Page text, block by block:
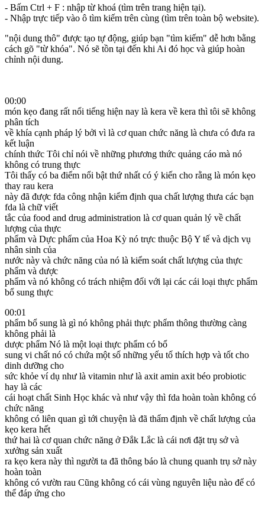
- Bấm Ctrl + F : nhập từ khoá (tìm trên trang hiện tại).
- Nhập trực tiếp vào ô tìm kiếm trên cùng (tìm trên toàn bộ website).
"nội dung thô" được tạo tự động, giúp bạn "tìm kiếm" dễ hơn bằng
cách gõ "từ khóa". Nó sẽ tồn tại đến khi Ai đó học và giúp hoàn
chỉnh nội dung.
00:00
món kẹo đang rất nổi tiếng hiện nay là kera về kera thì tôi sẽ không
phân tích
về khía cạnh pháp lý bởi vì là cơ quan chức năng là chưa có đưa ra
kết luận
chính thức Tôi chỉ nói về những phương thức quảng cáo mà nó
không có trung thực
Tôi thấy có ba điểm nổi bật thứ nhất có ý kiến cho rằng là món kẹo
thay rau kera
này đã được fda công nhận kiểm định qua chất lượng thưa các bạn
fda là chữ viết
tắc của food and drug administration là cơ quan quản lý về chất
lượng của thực
phẩm và Dực phẩm của Hoa Kỳ nó trực thuộc Bộ Y tế và dịch vụ
nhân sinh của
nước này và chức năng của nó là kiểm soát chất lượng của thực
phẩm và dược
phẩm và nó không có trách nhiệm đối với lại các cái loại thực phẩm
bổ sung thực
00:01
phẩm bổ sung là gì nó không phải thực phẩm thông thường càng
không phải là
dược phẩm Nó là một loại thực phẩm có bổ
sung vi chất nó có chứa một số những yếu tố thích hợp và tốt cho
dinh dưỡng cho
sức khỏe ví dụ như là vitamin như là axit amin axit béo probiotic
hay là các
cái hoạt chất Sinh Học khác và như vậy thì fda hoàn toàn không có
chức năng
không có liên quan gì tới chuyện là đã thẩm định về chất lượng của
kẹo kera hết
thứ hai là cơ quan chức năng ở Đắk Lắc là cái nơi đặt trụ sở và
xưởng sản xuất
ra kẹo kera này thì người ta đã thông báo là chung quanh trụ sở này
hoàn toàn
không có vườn rau Cũng không có cái vùng nguyên liệu nào để có
thể đáp ứng cho